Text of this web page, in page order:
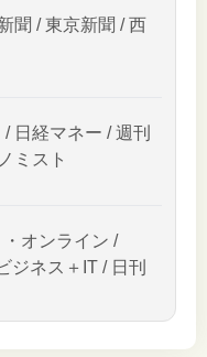
聞 / 東京新聞 / 西
日経マネー / 週刊
ミスト
オンライン /
ジネス＋IT / 日刊